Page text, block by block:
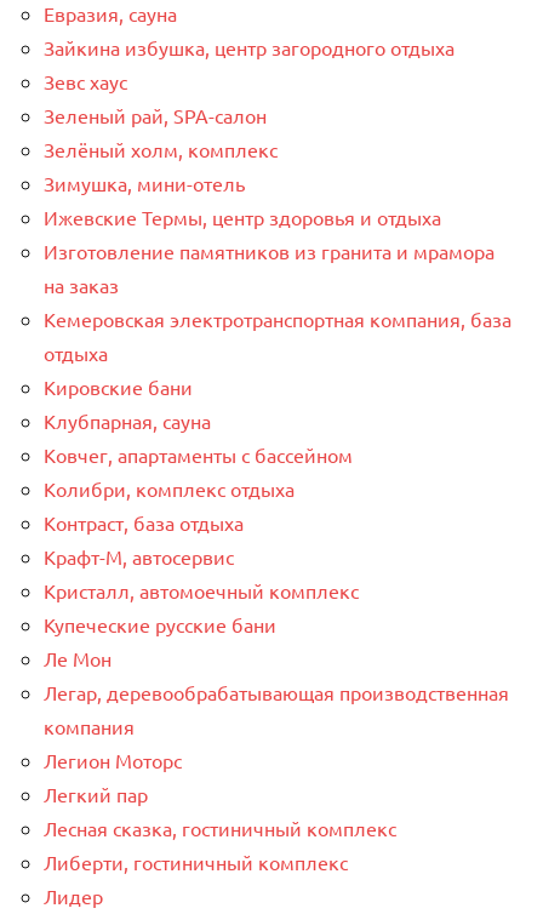
Евразия, сауна
Зайкина избушка, центр загородного отдыха
Зевс хаус
Зеленый рай, SPA-салон
Зелёный холм, комплекс
Зимушка, мини-отель
Ижевские Термы, центр здоровья и отдыха
Изготовление памятников из гранита и мрамора
на заказ
Кемеровская электротранспортная компания, база
отдыха
Кировские бани
Клубпарная, сауна
Ковчег, апартаменты с бассейном
Колибри, комплекс отдыха
Контраст, база отдыха
Крафт-М, автосервис
Кристалл, автомоечный комплекс
Купеческие русские бани
Ле Мон
Легар, деревообрабатывающая производственная
компания
Легион Моторс
Легкий пар
Лесная сказка, гостиничный комплекс
Либерти, гостиничный комплекс
Лидер